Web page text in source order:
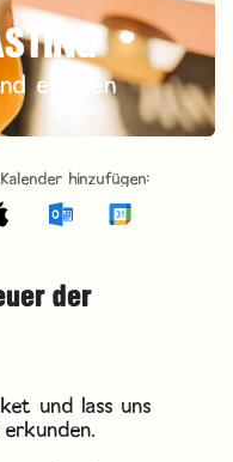
erleben
hinzufügen:
der
und lass uns